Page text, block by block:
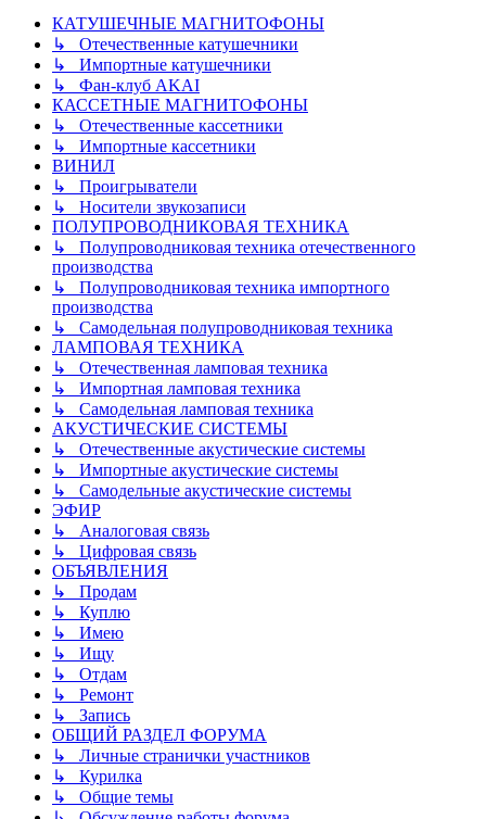
КАТУШЕЧНЫЕ МАГНИТОФОНЫ
↳ Отечественные катушечники
↳ Импортные катушечники
↳ Фан-клуб AKAI
КАССЕТНЫЕ МАГНИТОФОНЫ
↳ Отечественные кассетники
↳ Импортные кассетники
ВИНИЛ
↳ Проигрыватели
↳ Носители звукозаписи
ПОЛУПРОВОДНИКОВАЯ ТЕХНИКА
↳ Полупроводниковая техника отечественного
производства
↳ Полупроводниковая техника импортного
производства
↳ Самодельная полупроводниковая техника
ЛАМПОВАЯ ТЕХНИКА
↳ Отечественная ламповая техника
↳ Импортная ламповая техника
↳ Самодельная ламповая техника
АКУСТИЧЕСКИЕ СИСТЕМЫ
↳ Отечественные акустические системы
↳ Импортные акустические системы
↳ Самодельные акустические системы
ЭФИР
↳ Аналоговая связь
↳ Цифровая связь
ОБЪЯВЛЕНИЯ
↳ Продам
↳ Куплю
↳ Имею
↳ Ищу
↳ Отдам
↳ Ремонт
↳ Запись
ОБЩИЙ РАЗДЕЛ ФОРУМА
↳ Личные странички участников
↳ Курилка
↳ Общие темы